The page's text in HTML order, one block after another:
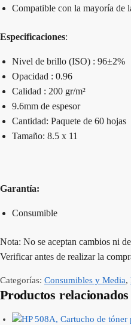
Compatible con la mayoría de
Especificaciones:
Nivel de brillo (ISO) : 96±2%
Opacidad : 0.96
Calidad : 200 gr/m²
9.6mm de espesor
Cantidad: Paquete de 60 hojas
Tamaño: 8.5 x 11
Garantía:
Consumible
Nota: No se aceptan cambios ni
Verificar antes de realizar la
Categorías: Consumibles y Media,
Productos relacionados